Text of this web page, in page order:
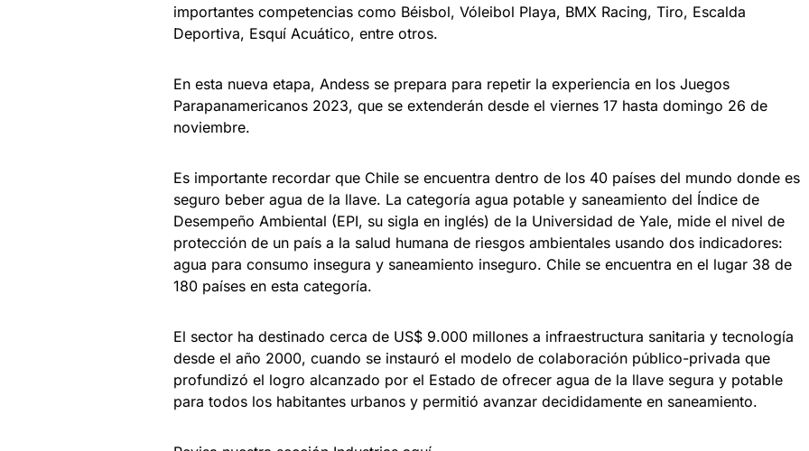
importantes competencias como Béisbol, Vóleibol Playa, BMX Racing, Tiro, Escalda
Deportiva, Esquí Acuático, entre otros.
En esta nueva etapa, Andess se prepara para repetir la experiencia en los Juegos
Parapanamericanos 2023, que se extenderán desde el viernes 17 hasta domingo 26 de
noviembre.
Es importante recordar que Chile se encuentra dentro de los 40 países del mundo donde es
seguro beber agua de la llave. La categoría agua potable y saneamiento del Índice de
Desempeño Ambiental (EPI, su sigla en inglés) de la Universidad de Yale, mide el nivel de
protección de un país a la salud humana de riesgos ambientales usando dos indicadores:
agua para consumo insegura y saneamiento inseguro. Chile se encuentra en el lugar 38 de
180 países en esta categoría.
El sector ha destinado cerca de US$ 9.000 millones a infraestructura sanitaria y tecnología
desde el año 2000, cuando se instauró el modelo de colaboración público-privada que
profundizó el logro alcanzado por el Estado de ofrecer agua de la llave segura y potable
para todos los habitantes urbanos y permitió avanzar decididamente en saneamiento.